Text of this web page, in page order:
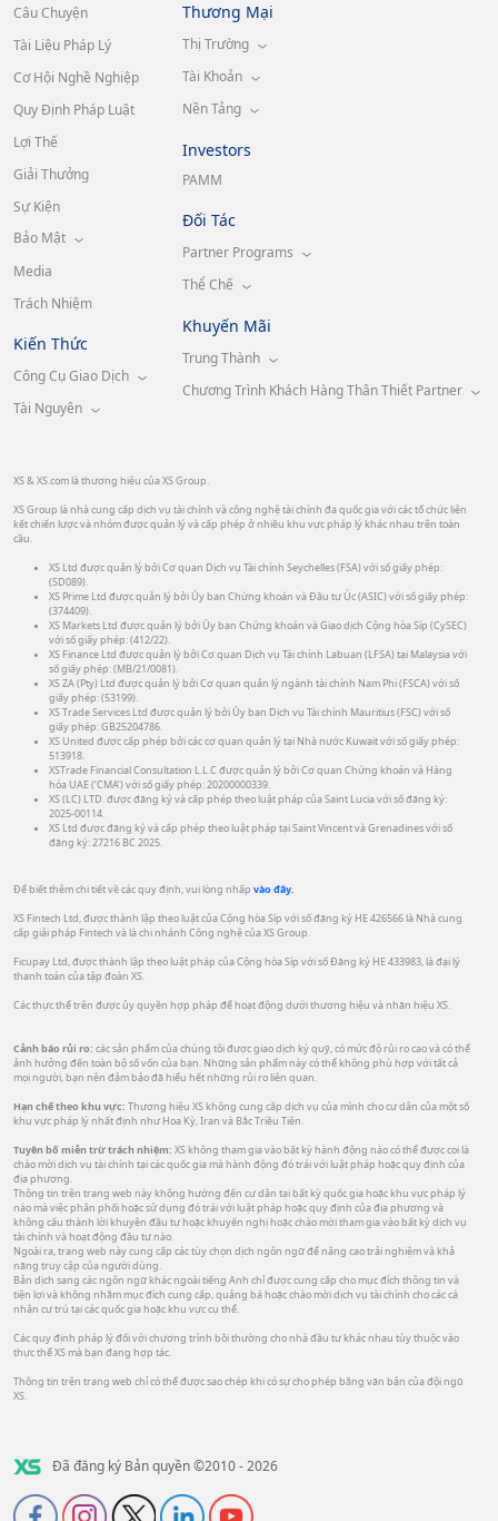
Câu Chuyện
Tài Liệu Pháp Lý
Cơ Hội Nghề Nghiệp
Quy Định Pháp Luật
Lợi Thế
Giải Thưởng
Sự Kiện
Bảo Mật
Media
Trách Nhiệm
Kiến Thức
Công Cụ Giao Dịch
Tài Nguyên
Thương Mại
Thị Trường
Tài Khoản
Nền Tảng
Investors
PAMM
Đối Tác
Partner Programs
Thể Chế
Khuyến Mãi
Trung Thành
Chương Trình Khách Hàng Thân Thiết Partner
XS & XS.com là thương hiệu của XS Group.
XS Group là nhà cung cấp dịch vụ tài chính và công nghệ tài chính đa quốc gia với các tổ chức liên
kết chiến lược và nhóm được quản lý và cấp phép ở nhiều khu vực pháp lý khác nhau trên toàn
cầu.
XS Ltd được quản lý bởi Cơ quan Dịch vụ Tài chính Seychelles (FSA) với số giấy phép:
(SD089).
XS Prime Ltd được quản lý bởi Ủy ban Chứng khoán và Đầu tư Úc (ASIC) với số giấy phép:
(374409).
XS Markets Ltd được quản lý bởi Ủy ban Chứng khoán và Giao dịch Cộng hòa Síp (CySEC)
với số giấy phép: (412/22).
XS Finance Ltd được quản lý bởi Cơ quan Dịch vụ Tài chính Labuan (LFSA) tại Malaysia với
số giấy phép: (MB/21/0081).
XS ZA (Pty) Ltd được quản lý bởi Cơ quan quản lý ngành tài chính Nam Phi (FSCA) với số
giấy phép: (53199).
XS Trade Services Ltd được quản lý bởi Ủy ban Dịch vụ Tài chính Mauritius (FSC) với số
giấy phép: GB25204786.
XS United được cấp phép bởi các cơ quan quản lý tại Nhà nước Kuwait với số giấy phép:
513918.
XSTrade Financial Consultation L.L.C được quản lý bởi Cơ quan Chứng khoán và Hàng
hóa UAE (‘CMA’) với số giấy phép: 20200000339.
XS (LC) LTD. được đăng ký và cấp phép theo luật pháp của Saint Lucia với số đăng ký:
2025-00114.
XS Ltd được đăng ký và cấp phép theo luật pháp tại Saint Vincent và Grenadines với số
đăng ký: 27216 BC 2025.
Để biết thêm chi tiết về các quy định, vui lòng nhấp vào đây.
XS Fintech Ltd, được thành lập theo luật của Cộng hòa Síp với số đăng ký HE 426566 là Nhà cung
cấp giải pháp Fintech và là chi nhánh Công nghệ của XS Group.
Ficupay Ltd, được thành lập theo luật pháp của Cộng hòa Síp với số Đăng ký HE 433983, là đại lý
thanh toán của tập đoàn XS.
Các thực thể trên được ủy quyền hợp pháp để hoạt động dưới thương hiệu và nhãn hiệu XS.
Cảnh báo rủi ro: các sản phẩm của chúng tôi được giao dịch ký quỹ, có mức độ rủi ro cao và có thể
ảnh hưởng đến toàn bộ số vốn của bạn. Những sản phẩm này có thể không phù hợp với tất cả
mọi người, bạn nên đảm bảo đã hiểu hết những rủi ro liên quan.
Hạn chế theo khu vực: Thương hiệu XS không cung cấp dịch vụ của mình cho cư dân của một số
khu vực pháp lý nhất định như Hoa Kỳ, Iran và Bắc Triều Tiên.
Tuyên bố miễn trừ trách nhiệm: XS không tham gia vào bất kỳ hành động nào có thể được coi là
chào mời dịch vụ tài chính tại các quốc gia mà hành động đó trái với luật pháp hoặc quy định của
địa phương.
Thông tin trên trang web này không hướng đến cư dân tại bất kỳ quốc gia hoặc khu vực pháp lý
nào mà việc phân phối hoặc sử dụng đó trái với luật pháp hoặc quy định của địa phương và
không cấu thành lời khuyên đầu tư hoặc khuyến nghị hoặc chào mời tham gia vào bất kỳ dịch vụ
tài chính và hoạt động đầu tư nào.
Ngoài ra, trang web này cung cấp các tùy chọn dịch ngôn ngữ để nâng cao trải nghiệm và khả
năng truy cập của người dùng.
Bản dịch sang các ngôn ngữ khác ngoài tiếng Anh chỉ được cung cấp cho mục đích thông tin và
tiện lợi và không nhằm mục đích cung cấp, quảng bá hoặc chào mời dịch vụ tài chính cho các cá
nhân cư trú tại các quốc gia hoặc khu vực cụ thể.
Các quy định pháp lý đối với chương trình bồi thường cho nhà đầu tư khác nhau tùy thuộc vào
thực thể XS mà bạn đang hợp tác.
Thông tin trên trang web chỉ có thể được sao chép khi có sự cho phép bằng văn bản của đội ngũ
XS.
Đã đăng ký Bản quyền ©2010 - 2026